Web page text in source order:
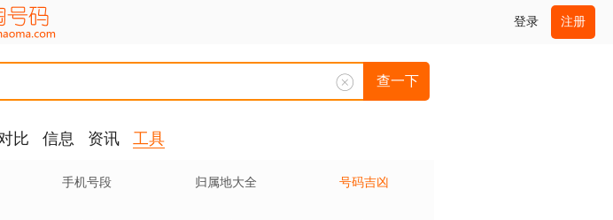
登录 注册
查一下
比 信息 资讯 工具
手机号段 归属地大全 号码吉凶